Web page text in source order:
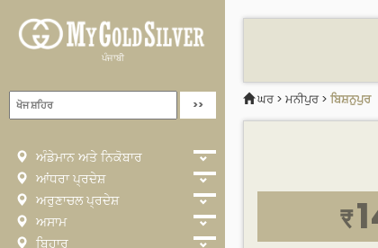
ਪੰਜਾਬੀ
ਅੰਡੇਮਾਨ ਅਤੇ ਨਿਕੋਬਾਰ
ਆਂਧਰਾ ਪ੍ਰਦੇਸ਼
ਅਰੁਣਾਚਲ ਪ੍ਰਦੇਸ਼
ਅਸਾਮ
ਬਿਹਾਰ
ਘਰ > ਮਨੀਪੁਰ > ਬਿਸ਼ਨੁਪੁਰ
₹